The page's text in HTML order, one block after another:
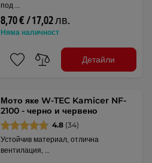
под …
8,70 € / 17,02 лв.
Няма наличност
Детайли
Мото яке W-TEC Kamicer NF-
2100 - черно и червено
4.8 (34)
Устойчив материал, отлична
вентилация, …